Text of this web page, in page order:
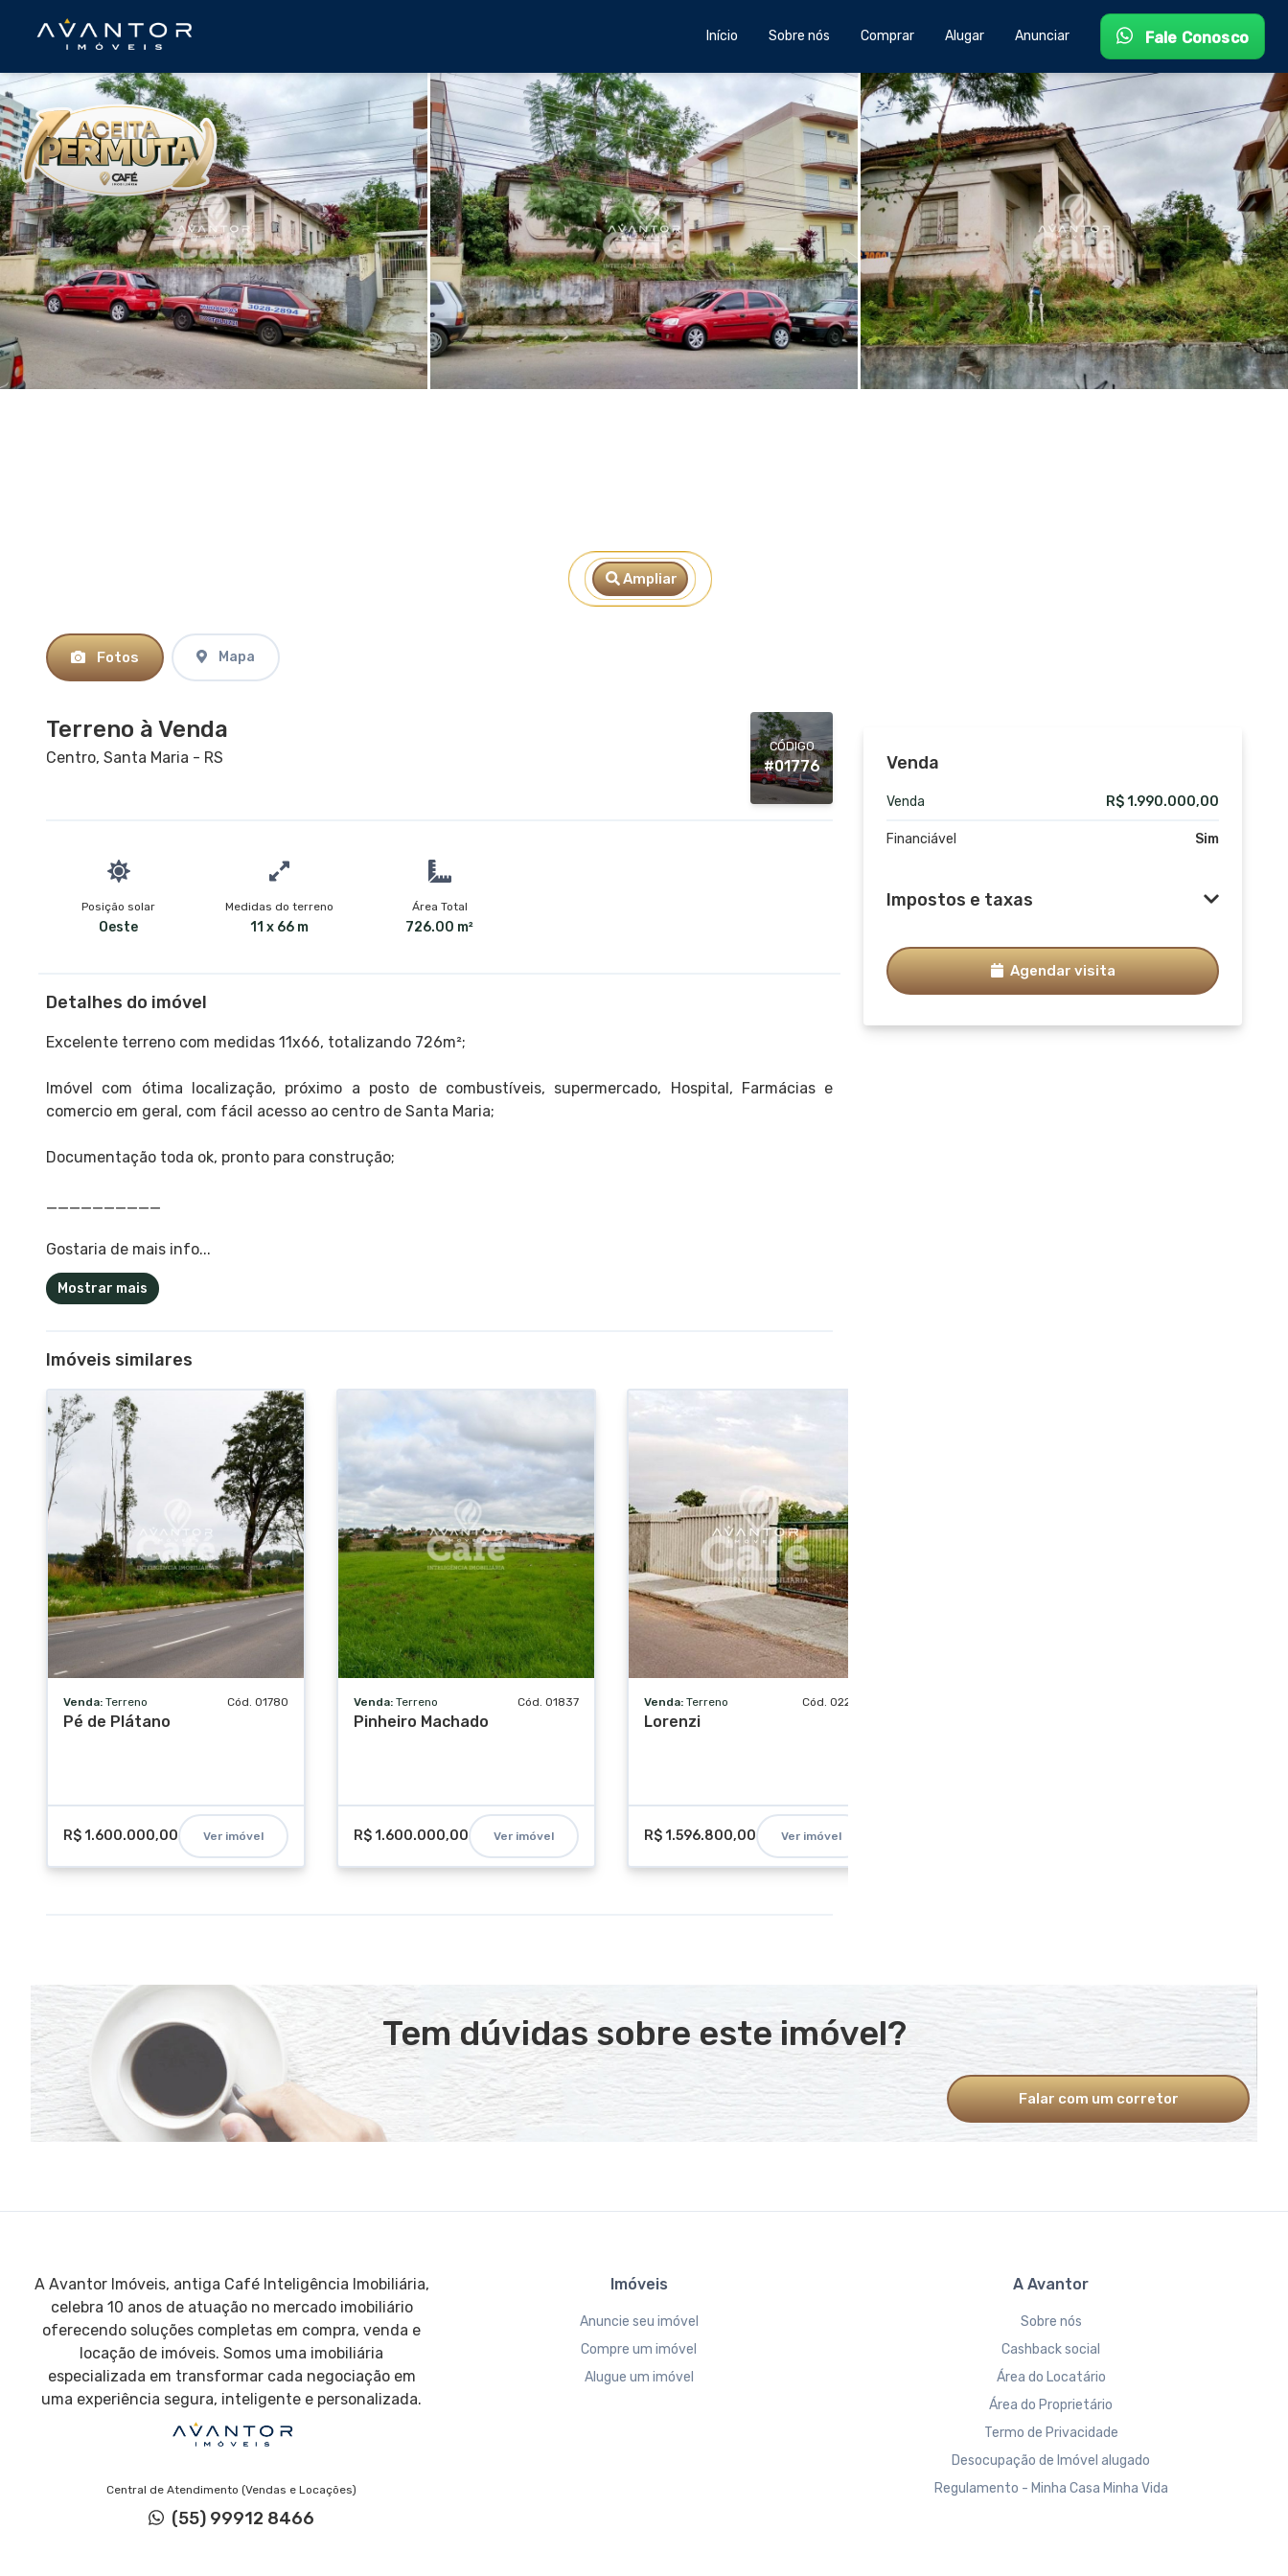
Início Sobre nós Comprar Alugar Anunciar Fale Conosco
Ampliar
Fotos Mapa
Terreno à Venda
Centro, Santa Maria - RS
CÓDIGO
#01776
Posição solar
Oeste
Medidas do terreno
11 x 66 m
Área Total
726.00 m²
Detalhes do imóvel
Excelente terreno com medidas 11x66, totalizando 726m²;
Imóvel com ótima localização, próximo a posto de combustíveis, supermercado, Hospital, Farmácias e
comercio em geral, com fácil acesso ao centro de Santa Maria;
Documentação toda ok, pronto para construção;
__________
Gostaria de mais info...
Mostrar mais
Imóveis similares
Venda: Terreno Cód. 01780
Pé de Plátano
R$ 1.600.000,00 Ver imóvel
Venda: Terreno Cód. 01837
Pinheiro Machado
R$ 1.600.000,00 Ver imóvel
Venda: Terreno Cód. 02253
Lorenzi
R$ 1.596.800,00 Ver imóvel
Venda
Venda R$ 1.990.000,00
Financiável Sim
Impostos e taxas
Agendar visita
Tem dúvidas sobre este imóvel?
Falar com um corretor
A Avantor Imóveis, antiga Café Inteligência Imobiliária,
celebra 10 anos de atuação no mercado imobiliário
oferecendo soluções completas em compra, venda e
locação de imóveis. Somos uma imobiliária
especializada em transformar cada negociação em
uma experiência segura, inteligente e personalizada.
Central de Atendimento (Vendas e Locações)
(55) 99912 8466
Imóveis
Anuncie seu imóvel
Compre um imóvel
Alugue um imóvel
A Avantor
Sobre nós
Cashback social
Área do Locatário
Área do Proprietário
Termo de Privacidade
Desocupação de Imóvel alugado
Regulamento - Minha Casa Minha Vida